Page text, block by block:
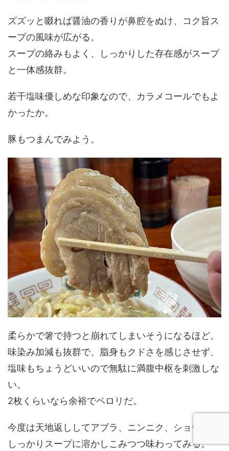
ズズッと啜れば醤油の香りが鼻腔をぬけ、コク旨ス
ープの風味が広がる。
スープの絡みもよく、しっかりした存在感がスープ
と一体感抜群。
若干塩味優しめな印象なので、カラメコールでもよ
かったか。
豚もつまんでみよう。
柔らかで箸で持つと崩れてしまいそうになるほど。
味染み加減も抜群で、脂身もクドさを感じさせず、
塩味もちょうどいいので無駄に満腹中枢を刺激しな
い。
2枚くらいなら余裕でペロリだ。
今度は天地返ししてアブラ、ニンニク、ショウガを
しっかりスープに溶かしこみつつ味わってみる。